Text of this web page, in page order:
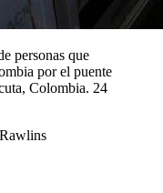
personas que
por el puente
Colombia. 24